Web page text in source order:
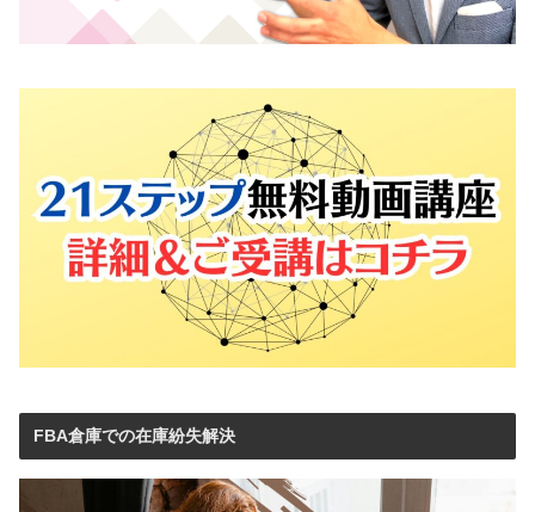
FBA倉庫での在庫紛失解決